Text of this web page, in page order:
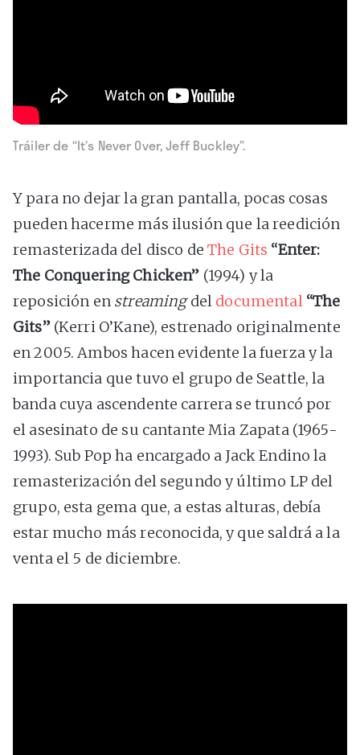
Tráiler de “It’s Never Over, Jeff Buckley”.
Y para no dejar la gran pantalla, pocas cosas
pueden hacerme más ilusión que la reedición
remasterizada del disco deThe Gits “Enter:
The Conquering Chicken” (1994) y la
reposición en streamingdel documental “The
Gits”(Kerri O’Kane), estrenado originalmente
en 2005. Ambos hacen evidente la fuerza y la
importancia que tuvo el grupo de Seattle, la
banda cuya ascendente carrera se truncó por
el asesinato de su cantante Mia Zapata (1965-
1993). Sub Pop ha encargado a Jack Endino la
remasterización del segundo y último LP del
grupo, esta gema que, a estas alturas, debía
estar mucho más reconocida, y que saldrá a la
venta el 5 de diciembre.